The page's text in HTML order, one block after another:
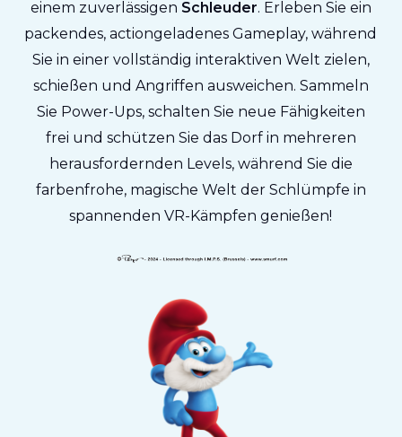
einem zuverlässigen Schleuder. Erleben Sie ein
packendes, actiongeladenes Gameplay, während
Sie in einer vollständig interaktiven Welt zielen,
schießen und Angriffen ausweichen. Sammeln
Sie Power-Ups, schalten Sie neue Fähigkeiten
frei und schützen Sie das Dorf in mehreren
herausfordernden Levels, während Sie die
farbenfrohe, magische Welt der Schlümpfe in
spannenden VR-Kämpfen genießen!